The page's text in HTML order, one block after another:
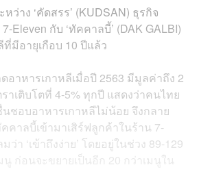
ว่าง ‘คัดสรร’ (KUDSAN) ธุรกิจ
Eleven กับ ‘ทัคคาลบี้’ (DAK GALBI)
มีอายุเกือบ 10 ปีแล้ว
อาหารเกาหลีเมื่อปี 2563 มีมูลค่าถึง 2
เติบโตที่ 4-5% ทุกปี แสดงว่าคนไทย
ชอบอาหารเกาหลีไม่น้อย จึงกลาย
คาลบี้เข้ามาเสิร์ฟลูกค้าในร้าน 7-
ว่า ‘เข้าถึงง่าย’ โดยอยู่ในช่วง 89-129
นู ก่อนจะขยายเป็นอีก 20 กว่าเมนูใน